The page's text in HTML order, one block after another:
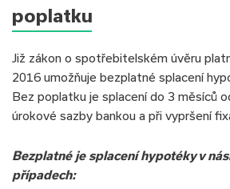
poplatku
Již zákon o spotřebitelském úvěru
2016 umožňuje bezplatné splacení
Bez poplatku je splacení do 3 měsíců
úrokové sazby bankou a při vypršení
Bezplatné je splacení hypotéky v
případech: